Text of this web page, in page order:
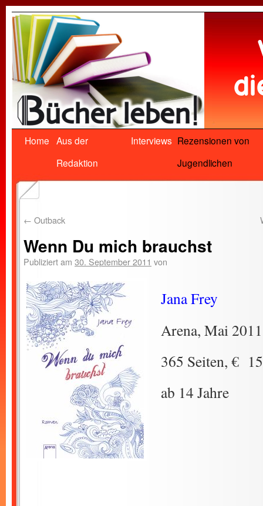
Home Aus der
Redaktion
Interviews Rezensionen von
Jugendlichen
← Outback
Wenn Du mich brauchst
Publiziert am 30. September 2011 von
Jana Frey
Arena, Mai 2011
365 Seiten, €
ab 14 Jahre